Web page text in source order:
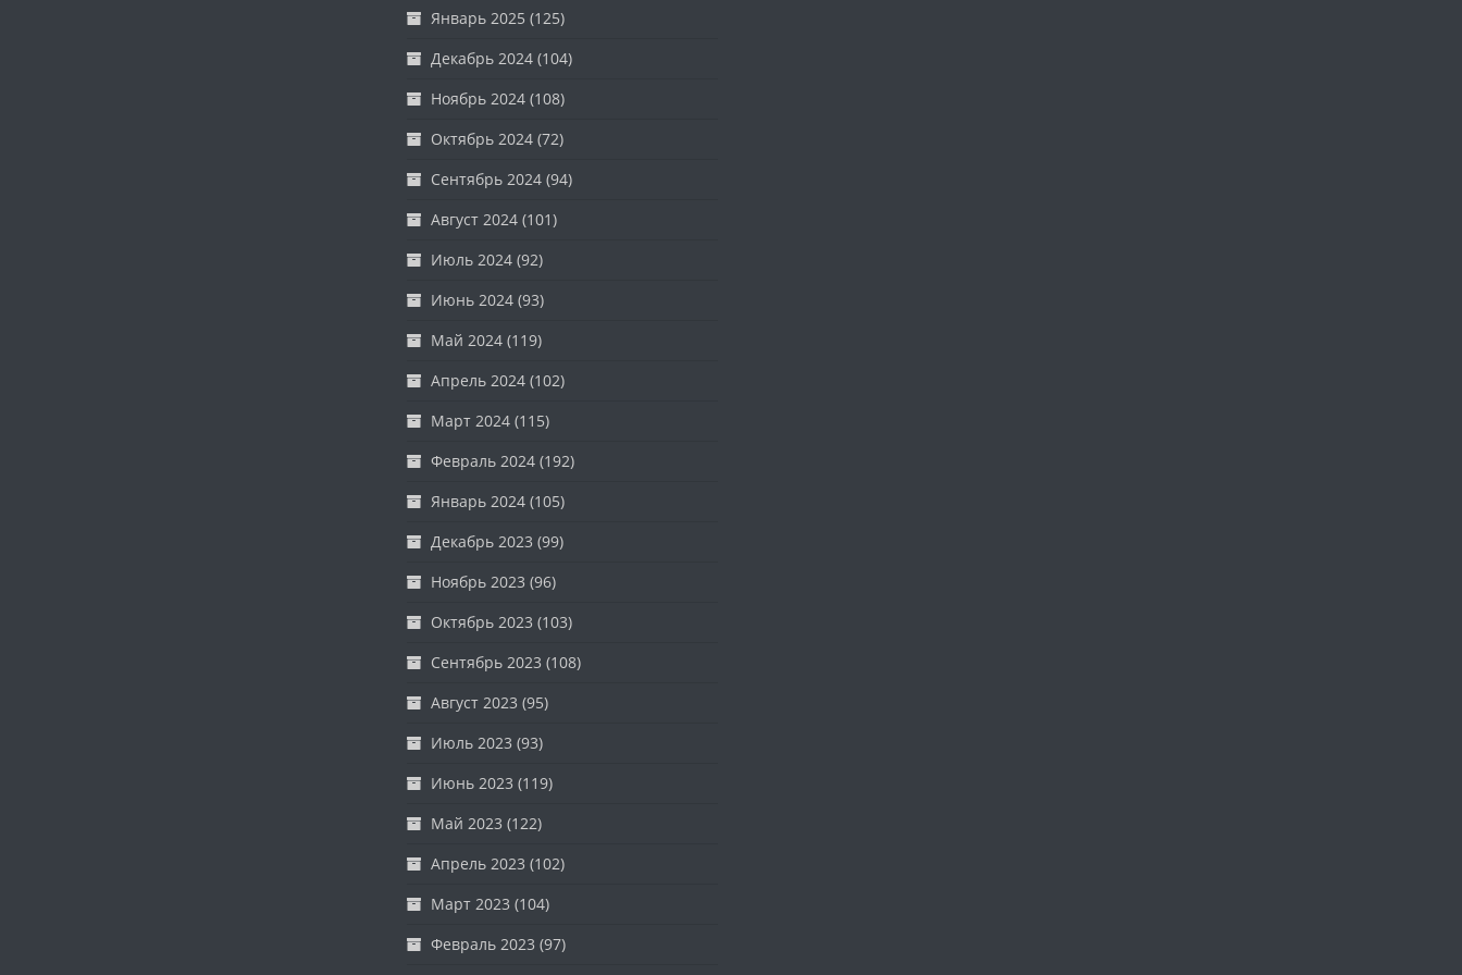
Январь 2025 (125)
Декабрь 2024(104)
Ноябрь 2024(108)
Октябрь 2024(72)
Сентябрь 2024(94)
Август 2024(101)
Июль 2024(92)
Июнь 2024(93)
Май 2024(119)
Апрель 2024(102)
Март 2024(115)
Февраль 2024(192)
Январь 2024(105)
Декабрь 2023 (99)
Ноябрь 2023 (96)
Октябрь 2023 (103)
Сентябрь 2023 (108)
Август 2023 (95)
Июль 2023 (93)
Июнь 2023 (119)
Май 2023 (122)
Апрель 2023 (102)
Март 2023 (104)
Февраль 2023 (97)